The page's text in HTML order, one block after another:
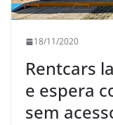
18/11/2020
Rentcars
e espera
sem